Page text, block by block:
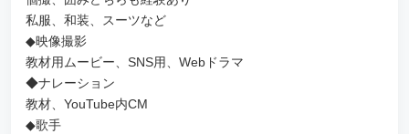
私服、和装、スーツなど
◆映像撮影
教材用ムービー、SNS用、Webドラマ
◆ナレーション
教材、YouTube内CM
◆歌手